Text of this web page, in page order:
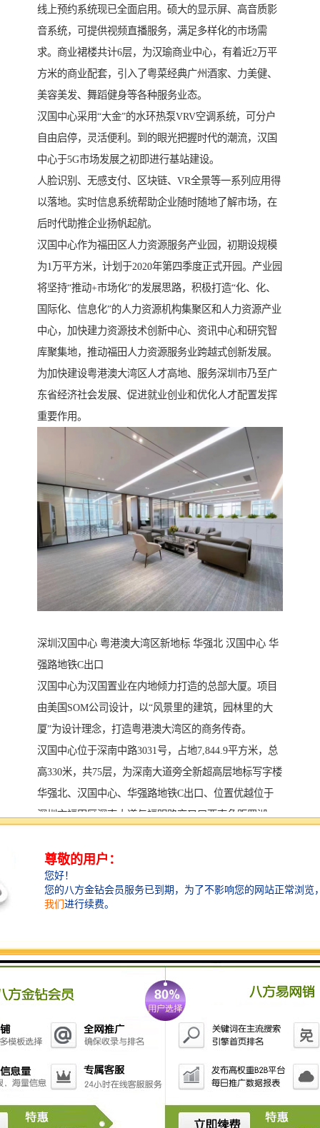
线上预约系统现已全面启用。硕大的显示屏、高音质影
音系统，可提供视频直播服务，满足多样化的市场需
求。商业裙楼共计6层，为汉瑜商业中心，有着近2万平
方米的商业配套，引入了粤菜经典广州酒家、力美健、
美容美发、舞蹈健身等各种服务业态。
汉国中心采用“大金”的水环热泵VRV空调系统，可分户
自由启停，灵活便利。到的眼光把握时代的潮流，汉国
中心于5G市场发展之初即进行基站建设。
人脸识别、无感支付、区块链、VR全景等一系列应用得
以落地。实时信息系统帮助企业随时随地了解市场，在
后时代助推企业扬帆起航。
汉国中心作为福田区人力资源服务产业园，初期设规模
为1万平方米，计划于2020年第四季度正式开园。产业园
将坚持“推动+市场化”的发展思路，积极打造“化、化、
国际化、信息化”的人力资源机构集聚区和人力资源产业
中心，加快建力资源技术创新中心、资讯中心和研究智
库聚集地，推动福田人力资源服务业跨越式创新发展。
为加快建设粤港澳大湾区人才高地、服务深圳市乃至广
东省经济社会发展、促进就业创业和优化人才配置发挥
重要作用。
深圳汉国中心 粤港澳大湾区新地标 华强北 汉国中心 华
强路地铁C出口
汉国中心为汉国置业在内地倾力打造的总部大厦。项目
由美国SOM公司设计，以“风景里的建筑，园林里的大
厦”为设计理念，打造粤港澳大湾区的商务传奇。
汉国中心位于深南中路3031号，占地7,844.9平方米，总
高330米，共75层，为深南大道旁全新超高层地标写字楼
华强北、汉国中心、华强路地铁C出口、位置优越位于
深圳市福田区深南大道与福明路交叉口西南角距罗湖
岸、福田口岸、皇岗口岸及广深港福田高铁站经京港澳
高速40分钟可抵达深圳国际机场。
华强北、汉国中心、华强路地铁C出口、交捷
地铁：距离地铁1号线华强路站6分钟步行距离，一公里
内覆盖地铁2号线华强北站及7号线华强南站。
公共交通：500米内有4大公交车站，超过30条公交线
路，覆盖深圳主要商圈及住宅区华强北、汉国中心、华
强路地铁C出口、配套完善大厦自带超过两万平商业裙
楼，轻餐、咖啡、大型餐饮、健身、精品超市等一应俱
全，商务配套近在咫尺500米内覆盖九方购物中心城市级
商业配套，总建筑面积达18万平方米，提供丰富的商业